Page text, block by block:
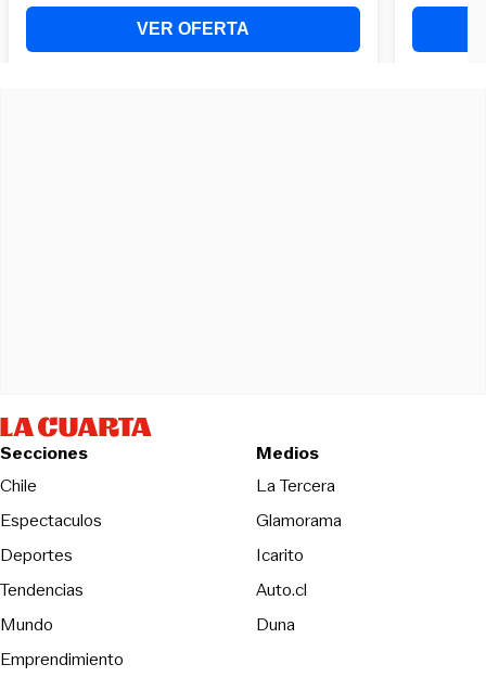
Secciones
Chile
Espectaculos
Deportes
Tendencias
Mundo
Emprendimiento
Medios
La TerceraOpens in new
Glamorama
Icarito
Auto.cl
DunaOpens in new window